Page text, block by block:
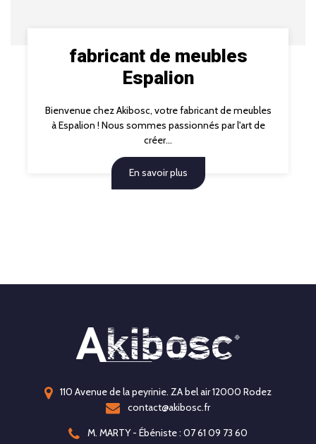
fabricant de meubles
Espalion
Bienvenue chez Akibosc, votre fabricant de meubles
à Espalion ! Nous sommes passionnés par l'art de
créer...
En savoir plus
110 Avenue de la peyrinie. ZA bel air 12000 Rodez
contact@akibosc.fr
M. MARTY - Ébéniste : 07 61 09 73 60